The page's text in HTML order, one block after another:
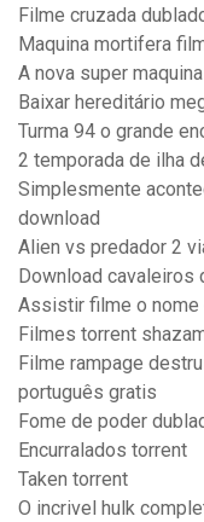
Filme cruzada
Maquina mortifera
A nova super
Baixar hereditário
Turma 94 o grande
2 temporada de ilha
Simplesmente
download
Alien vs predador 2
Download
Assistir filme o nome
Filmes torrent
Filme rampage
português gratis
Fome de poder
Encurralados torrent
Taken torrent
O incrivel hulk